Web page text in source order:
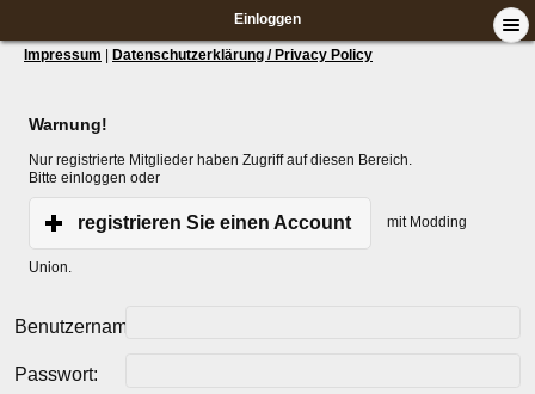
Einloggen
Impressum Datenschutzerklärung / Privacy Policy
Warnung!
Nur registrierte Mitglieder haben Zugriff auf diesen Bereich.
Bitte einloggen oder
registrieren Sie einen Account mit Modding
Union.
Benutzername:
Passwort: